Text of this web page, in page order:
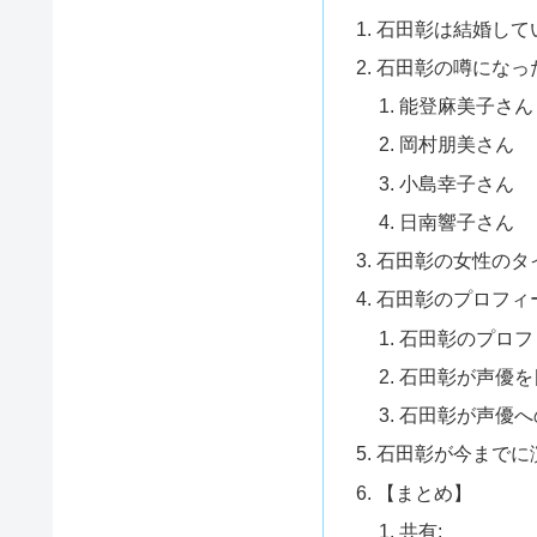
石田彰は結婚して
石田彰の噂になっ
能登麻美子さん
岡村朋美さん
小島幸子さん
日南響子さん
石田彰の女性のタ
石田彰のプロフィ
石田彰のプロ
石田彰が声優
石田彰が声優
石田彰が今までに
【まとめ】
共有: